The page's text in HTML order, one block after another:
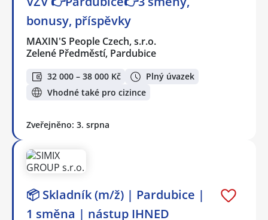
bonusy, příspěvky
MAXIN'S People Czech, s.r.o.
Zelené Předměstí, Pardubice
32 000 – 38 000 Kč
Plný úvazek
Vhodné také pro cizince
Zveřejněno: 3. srpna
📦 Skladník (m/ž) | Pardubice |
1 směna | nástup IHNED